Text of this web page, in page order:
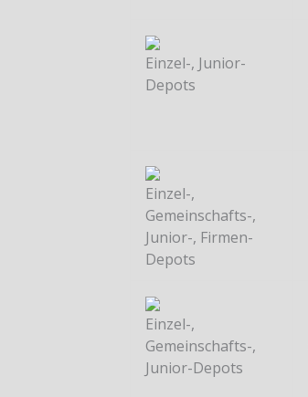
Einzel-, Junior-
Depots
Einzel-,
Gemeinschafts-,
Junior-, Firmen-
Depots
Einzel-,
Gemeinschafts-,
Junior-Depots